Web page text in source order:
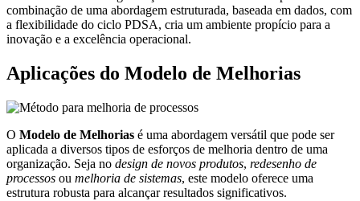
combinação de uma abordagem estruturada, baseada em dados, com
a flexibilidade do ciclo PDSA, cria um ambiente propício para a
inovação e a excelência operacional.
Aplicações do Modelo de Melhorias
O Modelo de Melhorias é uma abordagem versátil que pode ser
aplicada a diversos tipos de esforços de melhoria dentro de uma
organização. Seja no design de novos produtos, redesenho de
processos ou melhoria de sistemas, este modelo oferece uma
estrutura robusta para alcançar resultados significativos.